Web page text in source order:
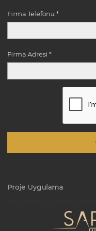
Firma Telefonu *
Firma Adresi *
Proje Uygulama